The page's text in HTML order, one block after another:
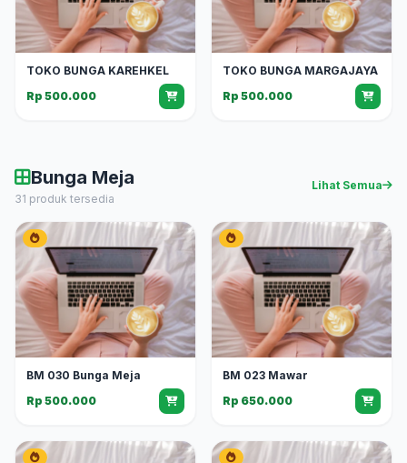
TOKO BUNGA KAREHKEL
Rp 500.000
TOKO BUNGA MARGAJAYA
Rp 500.000
Bunga Meja
31 produk tersedia
Lihat Semua
BM 030 Bunga Meja
Rp 500.000
BM 023 Mawar
Rp 650.000